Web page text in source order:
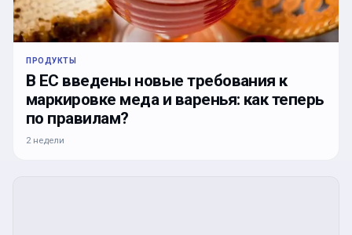
ПРОДУКТЫ
В ЕС введены новые требования к
маркировке меда и варенья: как теперь
по правилам?
2 недели